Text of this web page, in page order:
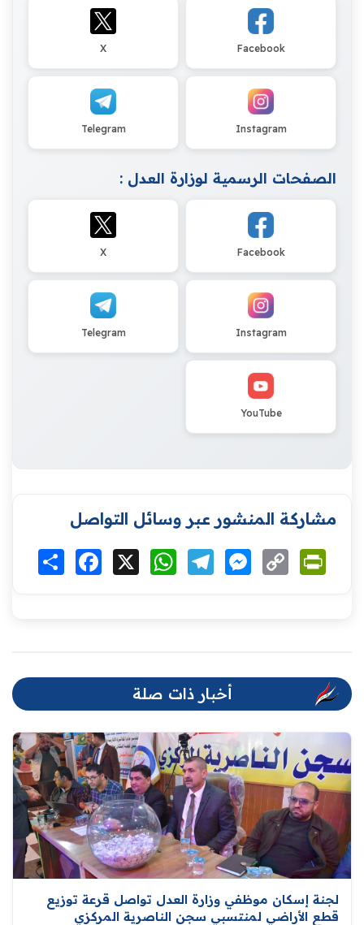
Facebook
X
Instagram
Telegram
الصفحات الرسمية لوزارة العدل :
Facebook
X
Instagram
Telegram
YouTube
مشاركة المنشور عبر وسائل التواصل
انشر Facebook WhatsAppTelegramMessenger
Copy
Link
أخبار ذات صلة
لجنة إسكان موظفي وزارة العدل تواصل قرعة توزيع
قطع الأراضي لمنتسبي سجن الناصرية المركزي